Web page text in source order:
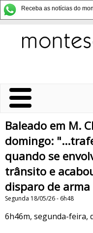
Receba as notícias do
Baleado em M.
domingo:
quando se
trânsito e
disparo de
Segunda 18/05/26 - 6h48
6h46m, segunda-feira,